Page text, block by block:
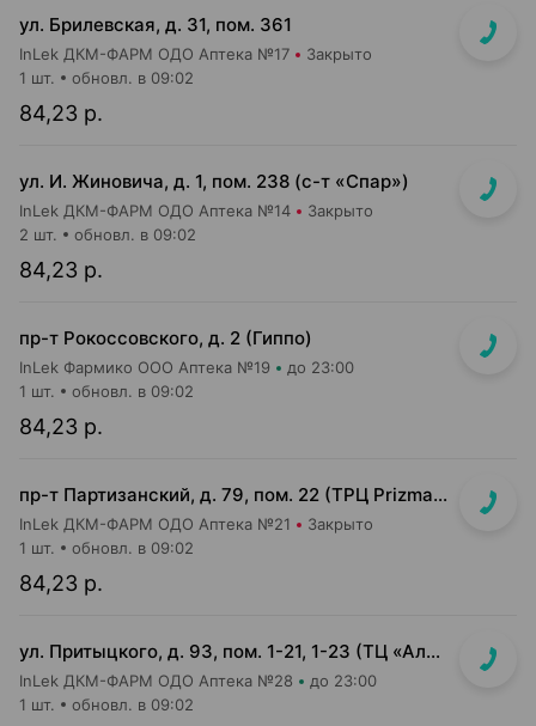
ул. Брилевская, д. 31, пом. 361
InLek ДКМ-ФАРМ ОДО Аптека №17 Закрыто
84,23 р.
1 шт. обновл. в 09:02
ул. И. Жиновича, д. 1, пом. 238 (с-т «Спар»)
InLek ДКМ-ФАРМ ОДО Аптека №14 Закрыто
84,23 р.
2 шт. обновл. в 09:02
пр-т Рокоссовского, д. 2 (Гиппо)
InLek Фармико ООО Аптека №19 до 23:00
84,23 р.
1 шт. обновл. в 09:02
пр-т Партизанский, д. 79, пом. 22 (ТРЦ Prizma, подземный этаж вход возле м-на Мила)
InLek ДКМ-ФАРМ ОДО Аптека №21 Закрыто
84,23 р.
1 шт. обновл. в 09:02
ул. Притыцкого, д. 93, пом. 1-21, 1-23 (ТЦ «Алми (Притыцкого)», слева от главного входа)
InLek ДКМ-ФАРМ ОДО Аптека №28 до 23:00
1 шт. обновл. в 09:02